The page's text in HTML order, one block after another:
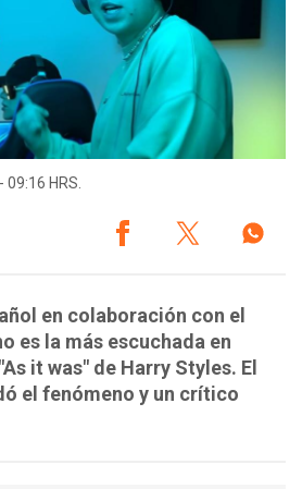
09:16 HRS.
en colaboración con el
es la más escuchada en
it was" de Harry Styles. El
el fenómeno y un crítico